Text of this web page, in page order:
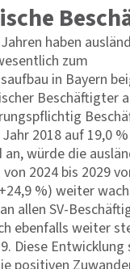
haben
zum
in Bayern
Beschäftigter
2018 auf 19,0
würde die
2024 bis 2029
%) weiter
allen SV-
ebenfalls weiter
Diese
positiven